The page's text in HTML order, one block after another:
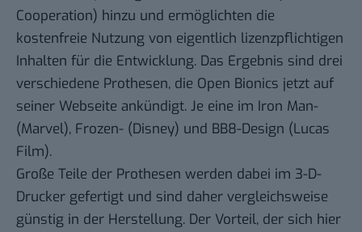
Cooperation) hinzu und ermöglichten die
kostenfreie Nutzung von eigentlich lizenzpflichtigen
Inhalten für die Entwicklung. Das Ergebnis sind drei
verschiedene Prothesen, die Open Bionics jetzt auf
seiner Webseite ankündigt. Je eine im Iron Man-
(Marvel), Frozen- (Disney) und BB8-Design (Lucas
Film).
Große Teile der Prothesen werden dabei im 3-D-
Drucker gefertigt und sind daher vergleichsweise
günstig in der Herstellung. Der Vorteil, der sich hier